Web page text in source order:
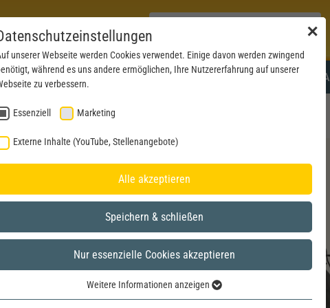
PRODUKTE AKTUELLES SERVICE
✕
unserer Webseite werden Cookies verwendet. Einige davon werden zwingend
während es uns andere ermöglichen, Ihre Nutzererfahrung auf unserer
zu verbessern.
Essenziell Marketing
Externe Inhalte (YouTube, Stellenangebote)
Alle akzeptieren
Speichern & schließen
Nur essenzielle Cookies akzeptieren
Weitere Informationen anzeigen